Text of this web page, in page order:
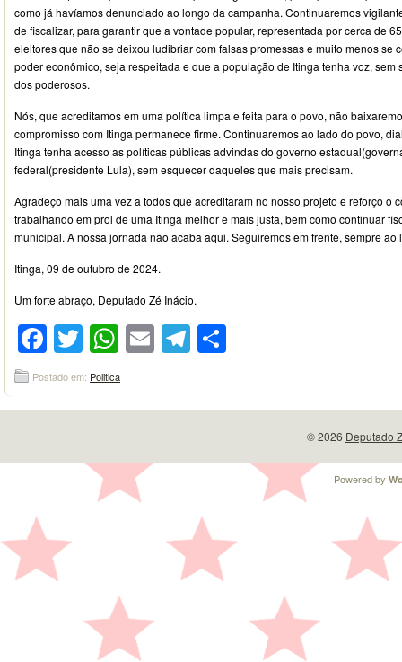
como já havíamos denunciado ao longo da campanha. Continuaremos
de fiscalizar, para garantir que a vontade popular, representada por cerca de
eleitores que não se deixou ludibriar com falsas promessas e muito menos se
poder econômico, seja respeitada e que a população de Itinga tenha voz, sem
dos poderosos.
Nós, que acreditamos em uma política limpa e feita para o povo, não
compromisso com Itinga permanece firme. Continuaremos ao lado do povo,
Itinga tenha acesso as políticas públicas advindas do governo
federal(presidente Lula), sem esquecer daqueles que mais precisam.
Agradeço mais uma vez a todos que acreditaram no nosso projeto e reforço o
trabalhando em prol de uma Itinga melhor e mais justa, bem como continuar
municipal. A nossa jornada não acaba aqui. Seguiremos em frente, sempre ao
Itinga, 09 de outubro de 2024.
Um forte abraço, Deputado Zé Inácio.
Facebook
Twitter
WhatsApp
EmailTelegram
Postado em: Politica
© 2026 Deputado
Powered by